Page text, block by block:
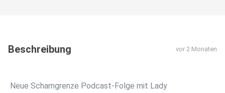
Beschreibung vor 2 Monaten
️ Neue Schamgrenze Podcast-Folge mit Lady